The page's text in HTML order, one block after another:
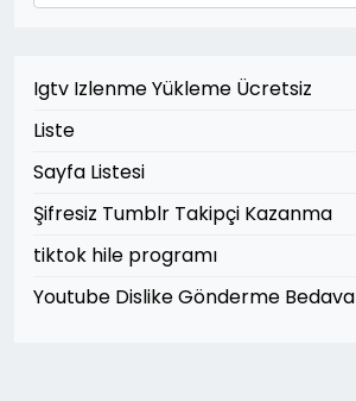
Igtv Izlenme Yükleme Ücretsiz
Liste
Sayfa Listesi
Şifresiz Tumblr Takipçi Kazanma
tiktok hile programı
Youtube Dislike Gönderme Bedava